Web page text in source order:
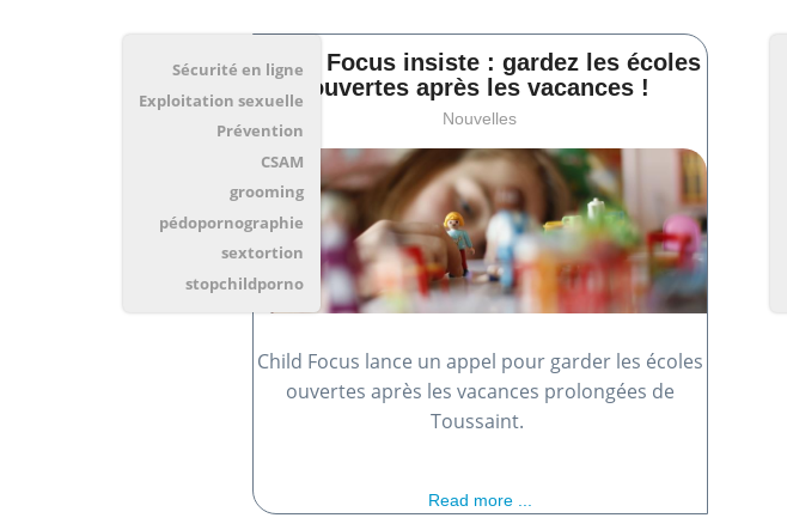
Child Focus insiste : gardez les écoles
ouvertes après les vacances !
Nouvelles
Sécurité en ligne
Exploitation sexuelle
Prévention
CSAM
grooming
pédopornographie
sextortion
stopchildporno
Child Focus lance un appel pour garder les écoles
ouvertes après les vacances prolongées de
Toussaint.
Read more ...